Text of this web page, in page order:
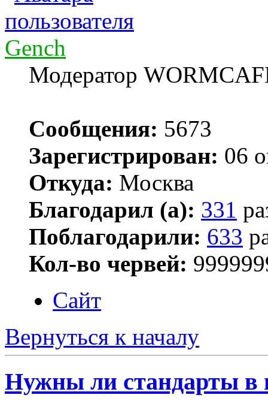
Gench
Модератор
Сообщения: 5673
Зарегистрирован: 06
Откуда: Москва
Благодарил (а): 331
Поблагодарили: 633
Кол-во червей:
Сайт
Вернуться к началу
Нужны ли стандарты в